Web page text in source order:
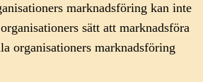
marknadsföring kan inte
sätt att marknadsföra
organisationers marknadsföring